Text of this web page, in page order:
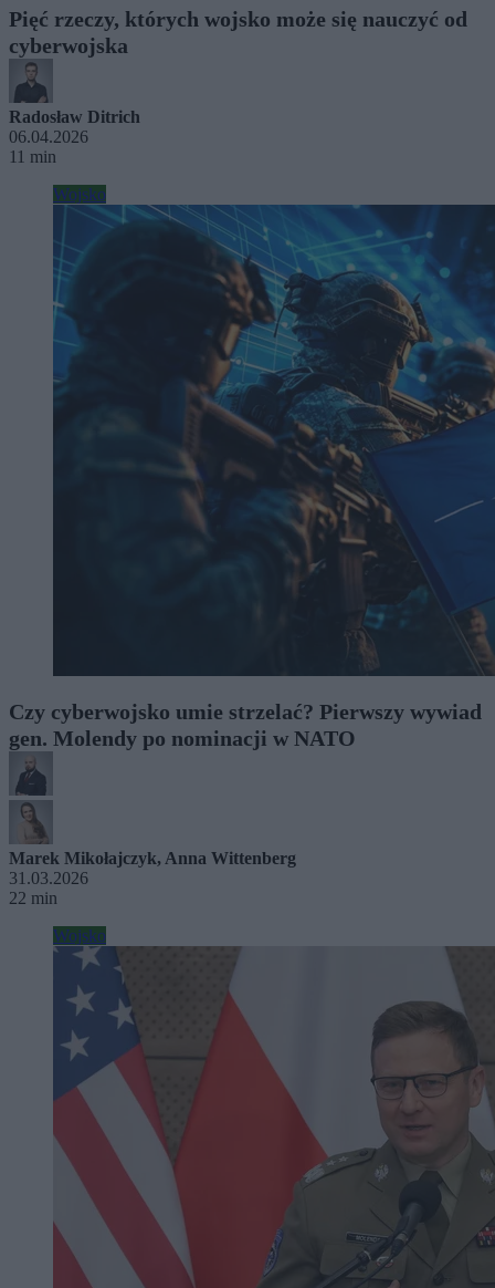
Pięć rzeczy, których wojsko może się nauczyć od
cyberwojska
Radosław Ditrich
06.04.2026
11 min
Wojsko
Czy cyberwojsko umie strzelać? Pierwszy wywiad
gen. Molendy po nominacji w NATO
Marek Mikołajczyk, Anna Wittenberg
31.03.2026
22 min
Wojsko